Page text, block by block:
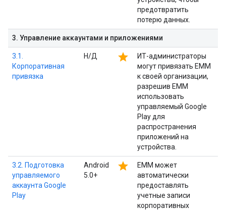
предотвратить
потерю данных.
3. Управление аккаунтами и приложениями
3.1.
Корпоративная
привязка
Н/Д star
ИТ-администраторы
могут привязать EMM
к своей организации,
разрешив EMM
использовать
управляемый Google
Play для
распространения
приложений на
устройства.
3.2. Подготовка
управляемого
аккаунта Google
Play
Android
5.0+
star
EMM может
автоматически
предоставлять
учетные записи
корпоративных